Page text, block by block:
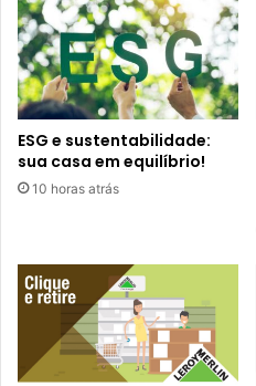
ESG e sustentabilidade:
sua casa em equilíbrio!
10 horas atrás